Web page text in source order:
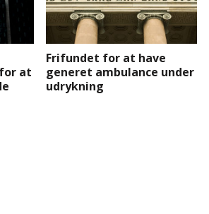
at
Frifundet for at have
generet ambulance under
udrykning